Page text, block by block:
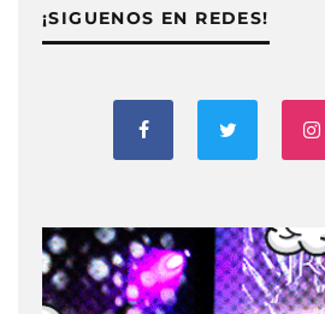
¡SIGUENOS EN REDES!